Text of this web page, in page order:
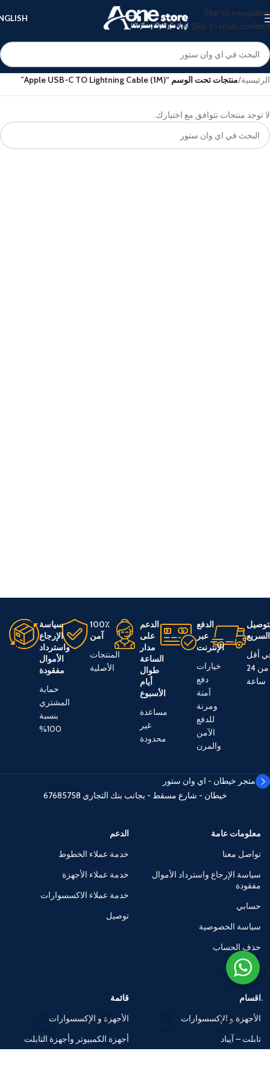
Skip to navigation
Skip to main content
الرئيسية/منتجات تحت الوسم “Apple USB-C TO Lightning Cable (1M)”
لا توجد منتجات تتوافق مع اختيارك.
السريع
أقل
من 24
ساعة
الدفع
عبر
الإنترنت
خيارات
دفع
آمنة
ومرنة
للدفع
الآمن
والمرن
الدعم
على
مدار
الساعة
طوال
أيام
الأسبوع
مساعدة
غير
محدودة
100٪
آمن
المنتجات
الأصلية
سياسة
الإرجاع
واسترداد
الأموال
مفقودة
حماية
المشتري
بنسبة
100%
متجر خيطان - اي وان ستور
خيطان - شارع مسقط - بجانب بنك التجاري 67685758
معلومات عامة
تواصل معنا
سياسة الإرجاع واسترداد الأموال
مفقودة
حسابي
سياسة الخصوصية
حذف الحساب
الدعم
خدمة عملاء الخطوط
خدمة عملاء الأجهزة
خدمة عملاء الاكسسوارات
توصيل
اقسام
الأجهزة و الإكسسوارات
تابلت – آيباد
قائمة
الأجهزة و الإكسسوارات
أجهزة الكمبيوتر وأجهزة التابلت